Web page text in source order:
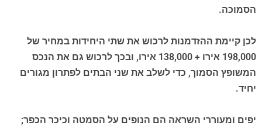
הסמוכה.
לכן קיימת ההזדמנות לרכוש את שתי היחידות במחיר של
198,000 אירו + 138,000 אירו, ובכך לרכוש גם את הנכס
המשופץ הסמוך, כדי לשלב את שני הבתים לפתרון מגורים
יחיד.
יפים ומעוררי השראה הם הנופים על הסמטה וכיכר הכפר;